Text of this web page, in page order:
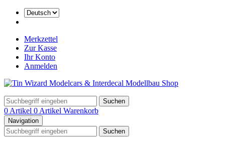
Merkzettel
Zur Kasse
Ihr Konto
Anmelden
Suchen
0 Artikel 0 Artikel Warenkorb
Navigation
Suchen